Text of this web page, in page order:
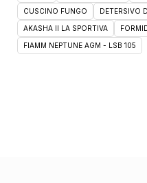
CUSCINO FUNGO DETERSIVO
AKASHA II LA SPORTIVA
FIAMM NEPTUNE AGM - LSB 105